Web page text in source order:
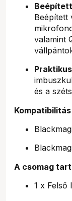
Beépített
valamint
és a
Kompatibilitás
A csomag
1 x Felső